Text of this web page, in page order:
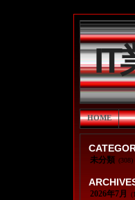
IT
HOME
未分類 (308)
2026年7月